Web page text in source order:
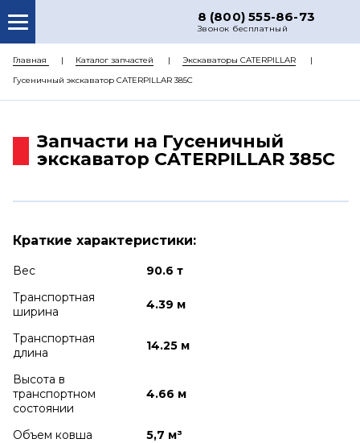
8 (800) 555-86-73
Звонок бесплатный
О НАС
КАТАЛОГ ЗАПЧАСТЕЙ
ДОСТАВКА
Главная Каталог запчастей
Экскаваторы CATERPILLAR
Гусеничный экскаватор CATERPILLAR 385C
Запчасти на Гусеничный
экскаватор CATERPILLAR 385C
Краткие характеристики:
Вес
90.6 т
Транспортная
ширина
4.39 м
Транспортная
длина
14.25 м
Высота в
транспортном
cостоянии
4.66 м
Объем ковша
5,7 м³